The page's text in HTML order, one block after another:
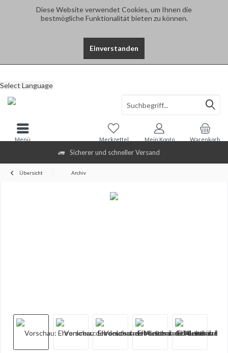
Diese Website verwendet Cookies, um Ihnen die
bestmögliche Funktionalität bieten zu können.
Einverstanden
Sicherer und schneller Versand
Select Language
Warenkorb
Merkzettel Mein Konto
Menü
Übersicht Archiv